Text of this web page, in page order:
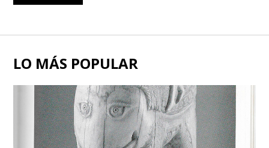
LO MÁS POPULAR